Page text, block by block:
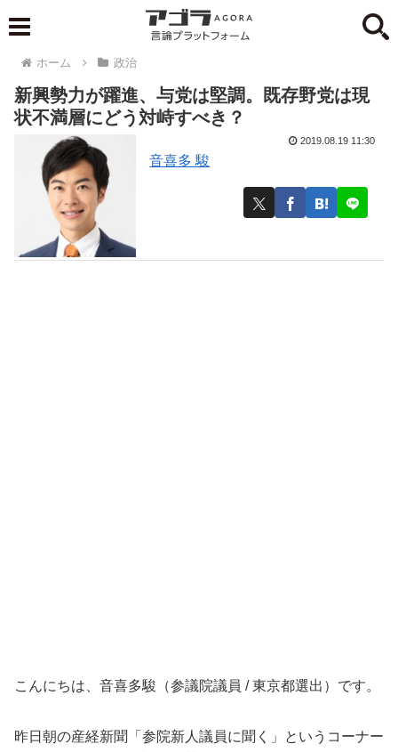
ホーム 政治
新興勢力が躍進、与党は堅調。既存野党は現
状不満層にどう対峙すべき？
音喜多 駿
2019.08.19 11:30
こんにちは、音喜多駿（参議院議員 / 東京都選出）です。
昨日朝の産経新聞「参院新人議員に聞く」というコーナー